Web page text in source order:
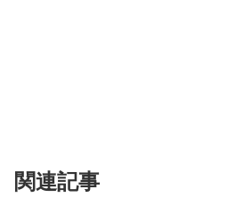
関連記事